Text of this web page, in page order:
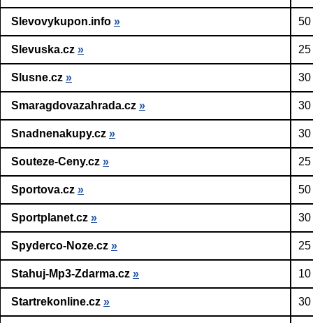
Slevovykupon.info » 50
Slevuska.cz »
Slusne.cz » 30
Smaragdovazahrada.cz » 30
Snadnenakupy.cz » 30
Souteze-Ceny.cz »
Sportova.cz » 50
Sportplanet.cz » 30
Spyderco-Noze.cz »
Stahuj-Mp3-Zdarma.cz »
Startrekonline.cz » 30